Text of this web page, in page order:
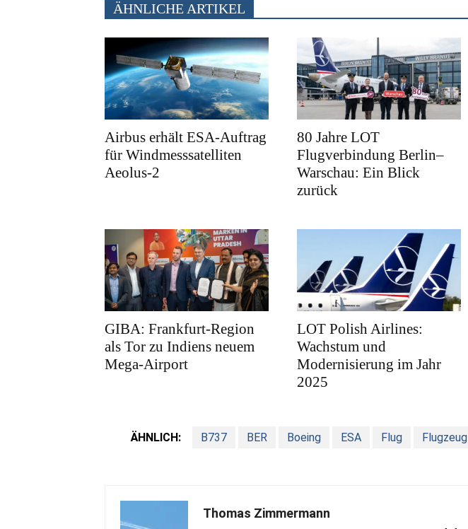
ÄHNLICHE ARTIKEL
Airbus erhält ESA-Auftrag
für Windmesssatelliten
Aeolus-2
80 Jahre LOT
Flugverbindung Berlin–
Warschau: Ein Blick
zurück
GIBA: Frankfurt-Region
als Tor zu Indiens neuem
Mega-Airport
LOT Polish Airlines:
Wachstum und
Modernisierung im Jahr
2025
ÄHNLICH: B737 BER Boeing ESA Flug Flugzeug
Thomas Zimmermann